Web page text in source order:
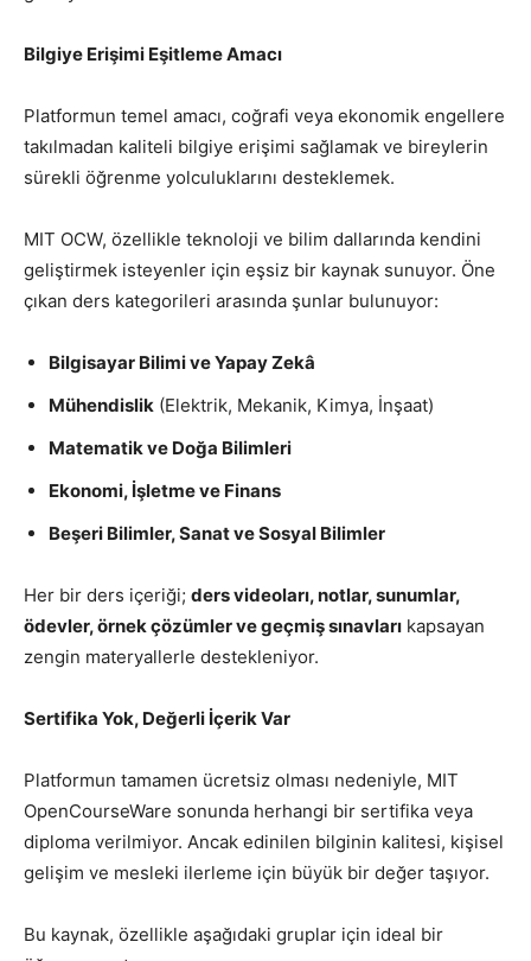
Bilgiye Erişimi Eşitleme Amacı
Platformun temel amacı, coğrafi veya ekonomik engellere
takılmadan kaliteli bilgiye erişimi sağlamak ve bireylerin
sürekli öğrenme yolculuklarını desteklemek.
MIT OCW, özellikle teknoloji ve bilim dallarında kendini
geliştirmek isteyenler için eşsiz bir kaynak sunuyor. Öne
çıkan ders kategorileri arasında şunlar bulunuyor:
Bilgisayar Bilimi ve Yapay Zekâ
Mühendislik (Elektrik, Mekanik, Kimya, İnşaat)
Matematik ve Doğa Bilimleri
Ekonomi, İşletme ve Finans
Beşeri Bilimler, Sanat ve Sosyal Bilimler
Her bir ders içeriği; ders videoları, notlar, sunumlar,
ödevler, örnek çözümler ve geçmiş sınavları kapsayan
zengin materyallerle destekleniyor.
Sertifika Yok, Değerli İçerik Var
Platformun tamamen ücretsiz olması nedeniyle, MIT
OpenCourseWare sonunda herhangi bir sertifika veya
diploma verilmiyor. Ancak edinilen bilginin kalitesi, kişisel
gelişim ve mesleki ilerleme için büyük bir değer taşıyor.
Bu kaynak, özellikle aşağıdaki gruplar için ideal bir